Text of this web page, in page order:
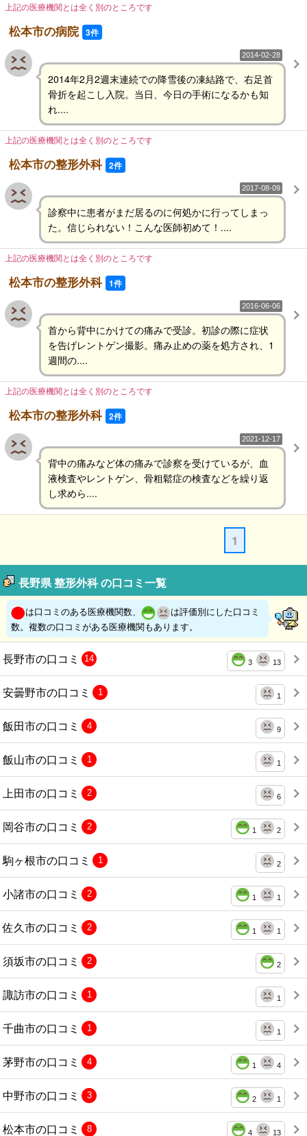
上記の医療機関とは全く別のところです
松本市の病院 3件
2014-02-28
2014年2月2週末連続での降雪後の凍結路で、右足首
骨折を起こし入院。当日、今日の手術になるかも知
れ....
上記の医療機関とは全く別のところです
松本市の整形外科 2件
2017-08-09
診察中に患者がまだ居るのに何処かに行ってしまっ
た。信じられない！こんな医師初めて！....
上記の医療機関とは全く別のところです
松本市の整形外科 1件
2016-06-06
首から背中にかけての痛みで受診。初診の際に症状
を告げレントゲン撮影。痛み止めの薬を処方され、1
週間の....
上記の医療機関とは全く別のところです
松本市の整形外科 2件
2021-12-17
背中の痛みなど体の痛みで診察を受けているが、血
液検査やレントゲン、骨粗鬆症の検査などを繰り返
し求めら....
1
長野県 整形外科 の口コミ一覧
は口コミのある医療機関数、
は評価別にした口コミ
数。複数の口コミがある医療機関もあります。
長野市の口コミ 3 13
14
安曇野市の口コミ 1
1
飯田市の口コミ 9
4
飯山市の口コミ 1
1
上田市の口コミ 6
2
岡谷市の口コミ 1 2
2
駒ヶ根市の口コミ 2
1
小諸市の口コミ 1 1
2
佐久市の口コミ 1 1
2
須坂市の口コミ 2
2
諏訪市の口コミ 1
1
千曲市の口コミ 1
1
茅野市の口コミ 1 4
4
中野市の口コミ 2 1
3
松本市の口コミ 4 13
8